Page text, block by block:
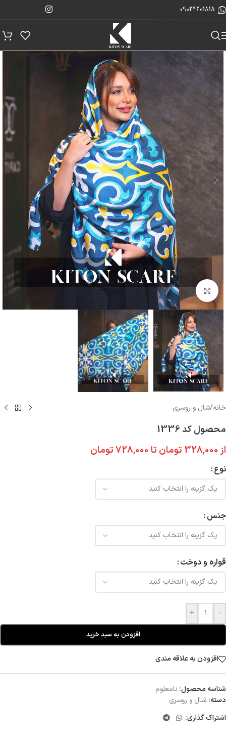
Skip to navigation
Skip to main content
09029201818
بزرگنمایی تصویر
خانه/شال و روسری
محصول کد 1336
از 328,000 تومان تا 728,000تومان
نوع
جنس
قواره و دوخت
-
+
افزودن به سبد خرید
افزودن به علاقه مندی
شناسه محصول: نامعلوم
دسته: شال و روسری
اشتراک گذاری: